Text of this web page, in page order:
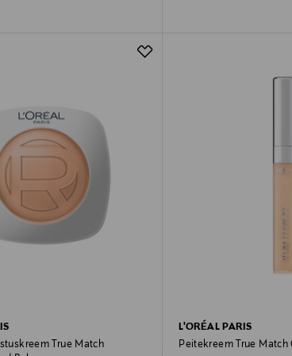
True Match
L'ORÉAL PARIS
Peitekreem True Match